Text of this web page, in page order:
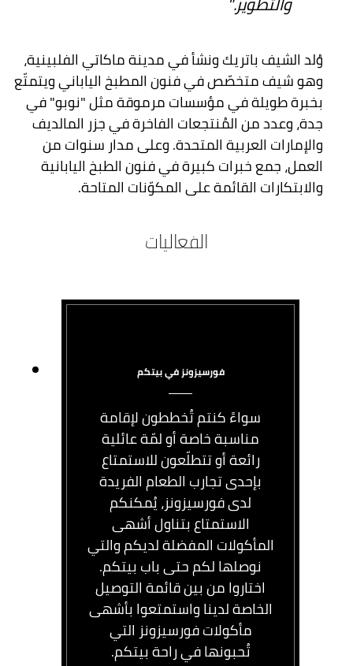
وُلد الشيف باتريك ونشأ في مدينة ماكاتي الفلبينية،
وهو شيف متخصّص في فنون المطبخ الياباني ويتمتّع
بخبرة طويلة في مؤسسات مرموقة مثل "نوبو" في
جدة، وعدد من المُنتجعات الفاخرة في جزر المالديف
والإمارات العربية المتحدة. وعلى مدار سنوات من
العمل، جمع خبرات كبيرة في فنون الطبخ اليابانية
والابتكارات القائمة على المكوّنات المتاحة.
الفعاليات
فورسيزونز في بيتكم
سواءً كنتم تُخططون لإقامة
مناسبة خاصة أو لمّة عائلية
رائعة أو تتطلّعون للاستمتاع
بإحدى تجارب الطعام الفريدة
لدى فورسيزونز، يُمكنكم
الاستمتاع بتناول أشهى
المأكولات المفضلة لديكم والتي
نوصلها لكم حتى باب بيتكم.
اختاروا من بين قائمة التوصيل
الخاصة لدينا واستمتعوا بأشهى
مأكولات فورسيزونز التي
تُحبونها في راحة بيتكم.